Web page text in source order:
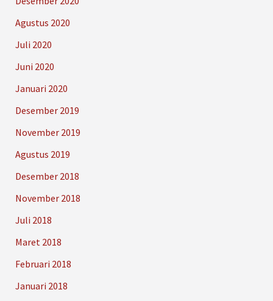
Agustus 2020
Juli 2020
Juni 2020
Januari 2020
Desember 2019
November 2019
Agustus 2019
Desember 2018
November 2018
Juli 2018
Maret 2018
Februari 2018
Januari 2018